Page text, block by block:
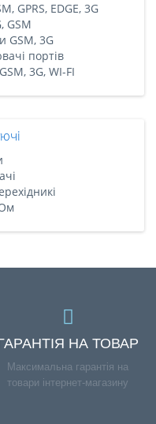
GPRS, EDGE, 3G
GSM
GSM, 3G
портів
3G, WI-FI
НА ТОВАР
Максимальна гарантія на
товари інтернет-магазину